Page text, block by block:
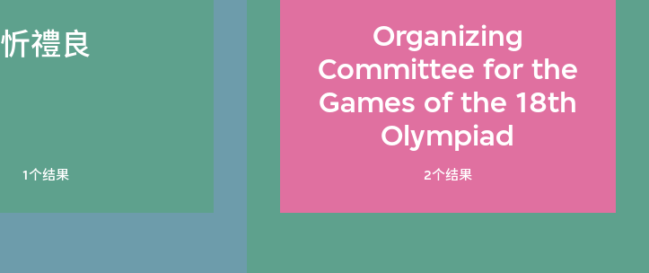
忻禮良
1个结果
Organizing
Committee for the
Games of the 18th
Olympiad
2个结果